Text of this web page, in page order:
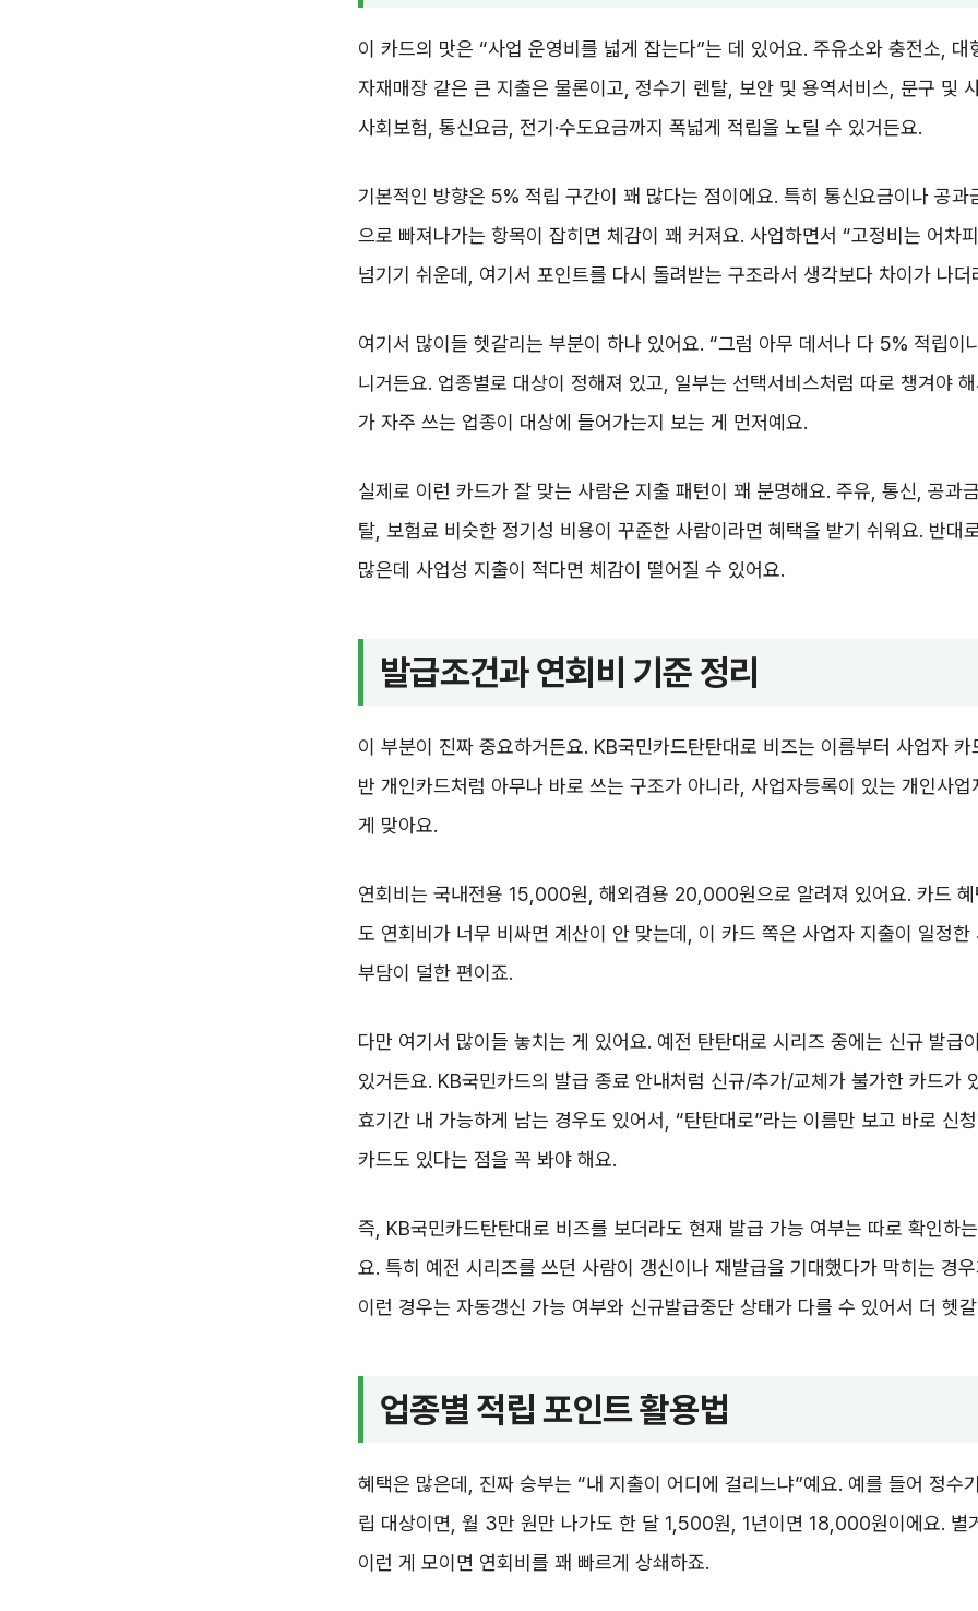
이 카드의 맛은 “사업 운영비를 넓게 잡는다”는 데 있어요. 주유소와 충전소, 대
자재매장 같은 큰 지출은 물론이고, 정수기 렌탈, 보안 및 용역서비스, 문구 및
사회보험, 통신요금, 전기·수도요금까지 폭넓게 적립을 노릴 수 있거든요.
기본적인 방향은 5% 적립 구간이 꽤 많다는 점이에요. 특히 통신요금이나 공과
으로 빠져나가는 항목이 잡히면 체감이 꽤 커져요. 사업하면서 “고정비는 어차
넘기기 쉬운데, 여기서 포인트를 다시 돌려받는 구조라서 생각보다 차이가 나더
여기서 많이들 헷갈리는 부분이 하나 있어요. “그럼 아무 데서나 다 5% 적립이
니거든요. 업종별로 대상이 정해져 있고, 일부는 선택서비스처럼 따로 챙겨야
가 자주 쓰는 업종이 대상에 들어가는지 보는 게 먼저예요.
실제로 이런 카드가 잘 맞는 사람은 지출 패턴이 꽤 분명해요. 주유, 통신, 공과
탈, 보험료 비슷한 정기성 비용이 꾸준한 사람이라면 혜택을 받기 쉬워요. 반대
많은데 사업성 지출이 적다면 체감이 떨어질 수 있어요.
발급조건과 연회비 기준 정리
이 부분이 진짜 중요하거든요. KB국민카드탄탄대로 비즈는 이름부터 사업자 카
반 개인카드처럼 아무나 바로 쓰는 구조가 아니라, 사업자등록이 있는 개인사업
게 맞아요.
연회비는 국내전용 15,000원, 해외겸용 20,000원으로 알려져 있어요. 카드
도 연회비가 너무 비싸면 계산이 안 맞는데, 이 카드 쪽은 사업자 지출이 일정한
부담이 덜한 편이죠.
다만 여기서 많이들 놓치는 게 있어요. 예전 탄탄대로 시리즈 중에는 신규 발급
있거든요. KB국민카드의 발급 종료 안내처럼 신규/추가/교체가 불가한 카드가
효기간 내 가능하게 남는 경우도 있어서, “탄탄대로”라는 이름만 보고 바로 신
카드도 있다는 점을 꼭 봐야 해요.
즉, KB국민카드탄탄대로 비즈를 보더라도 현재 발급 가능 여부는 따로 확인하
요. 특히 예전 시리즈를 쓰던 사람이 갱신이나 재발급을 기대했다가 막히는 경
이런 경우는 자동갱신 가능 여부와 신규발급중단 상태가 다를 수 있어서 더 헷
업종별 적립 포인트 활용법
혜택은 많은데, 진짜 승부는 “내 지출이 어디에 걸리느냐”예요. 예를 들어 정수
립 대상이면, 월 3만 원만 나가도 한 달 1,500원, 1년이면 18,000원이에요. 별
이런 게 모이면 연회비를 꽤 빠르게 상쇄하죠.